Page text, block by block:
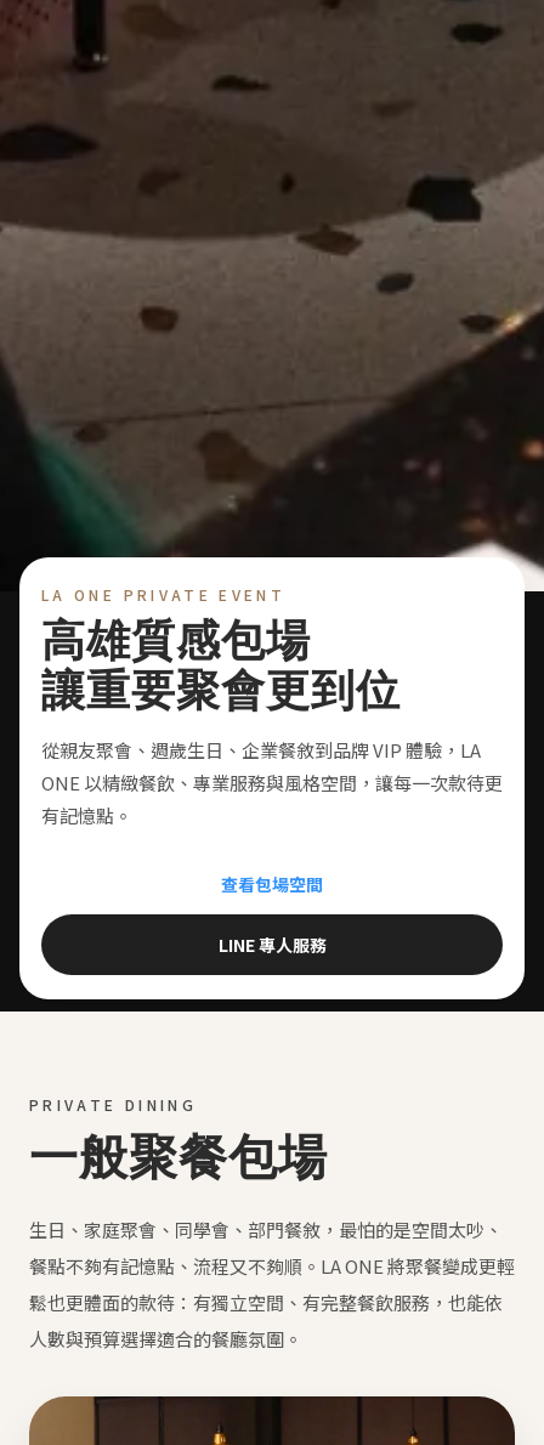
LA ONE PRIVATE EVENT
高雄質感包場
讓重要聚會更到位
從親友聚會、週歲生日、企業餐敘到品牌 VIP 體驗，LA
ONE 以精緻餐飲、專業服務與風格空間，讓每一次款待更
有記憶點。
查看包場空間
LINE 專人服務
PRIVATE DINING
一般聚餐包場
生日、家庭聚會、同學會、部門餐敘，最怕的是空間太吵、
餐點不夠有記憶點、流程又不夠順。LA ONE 將聚餐變成更輕
鬆也更體面的款待：有獨立空間、有完整餐飲服務，也能依
人數與預算選擇適合的餐廳氛圍。